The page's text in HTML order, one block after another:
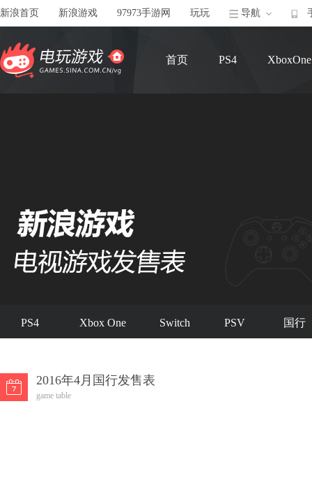
新浪首页 新浪游戏 97973手游网 玩玩 导航
首页 PS4 XboxOne
PS4 Xbox One Switch PSV 国行
2016年4月国行发售表
game table